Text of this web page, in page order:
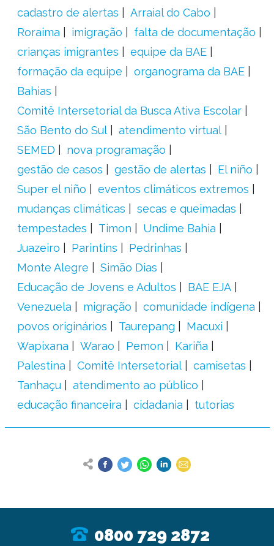
cadastro de alertas
Arraial do Cabo
Roraima
imigração
falta de documentação
crianças imigrantes
equipe da BAE
formação da equipe
organograma da BAE
Bahias
Comitê Intersetorial da Busca Ativa Escolar
São Bento do Sul
atendimento virtual
SEMED
nova programação
gestão de casos
gestão de alertas
El niño
Super el niño
eventos climáticos extremos
mudanças climáticas
secas e queimadas
tempestades
Timon
Undime Bahia
Juazeiro
Parintins
Pedrinhas
Monte Alegre
Simão Dias
Educação de Jovens e Adultos
BAE EJA
Venezuela
migração
comunidade indígena
povos originários
Taurepang
Macuxi
Wapixana
Warao Pemon
Kariña
Palestina
Comitê Intersetorial
camisetas
Tanhaçu
atendimento ao público
educação financeira
cidadania tutorias
0800 729 2872